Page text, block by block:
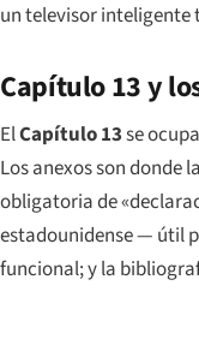
un televisor inteligente
Capítulo 13 y
ElCapítulo 13se
Los anexos son donde
obligatoria de
estadounidense — útil
funcional; y la